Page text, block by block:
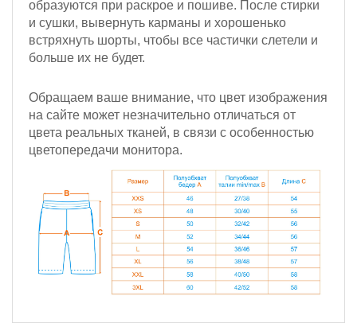
образуются при раскрое и пошиве. После стирки
и сушки, вывернуть карманы и хорошенько
встряхнуть шорты, чтобы все частички слетели и
больше их не будет.
Обращаем ваше внимание, что цвет изображения
на сайте может незначительно отличаться от
цвета реальных тканей, в связи с особенностью
цветопередачи монитора.